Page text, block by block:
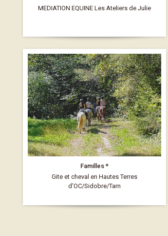
MEDIATION EQUINE Les Ateliers de Julie
Familles *
Gite et cheval en Hautes Terres
d'OC/Sidobre/Tarn